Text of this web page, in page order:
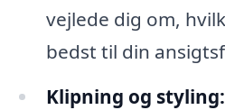
vejlede dig om,
bedst til din
Klipning og styling: